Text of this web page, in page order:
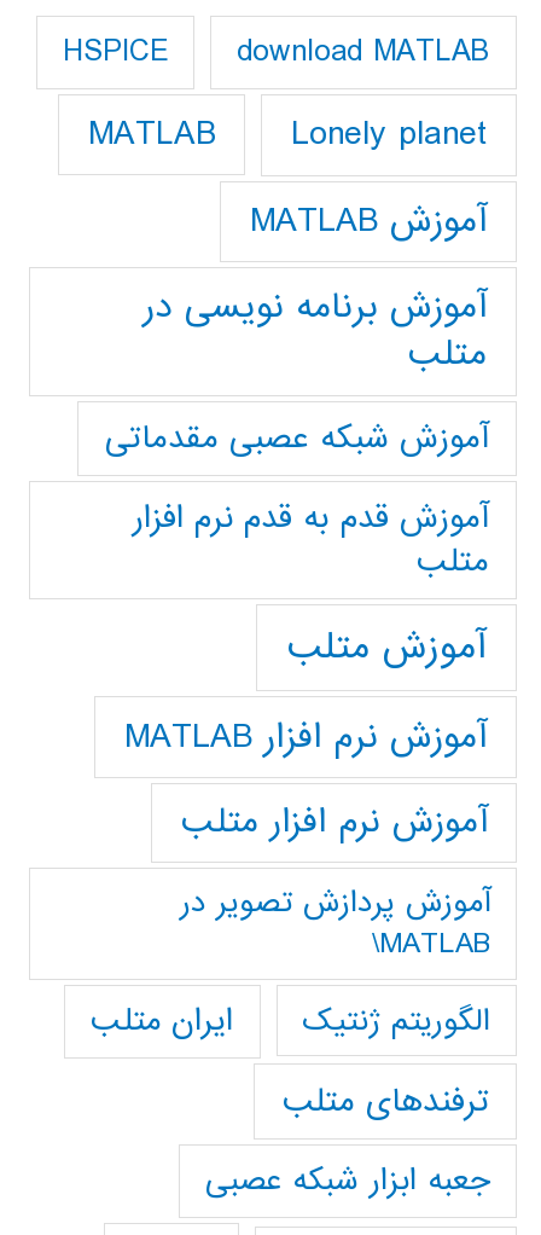
download MATLAB
HSPICE
Lonely planet
MATLAB
آموزش MATLAB
آموزش برنامه نویسی در
متلب
آموزش شبکه عصبی مقدماتی
آموزش قدم به قدم نرم افزار
متلب
آموزش متلب
آموزش نرم افزار MATLAB
آموزش نرم افزار متلب
آموزش پردازش تصوير در
MATLAB\
الگوریتم ژنتیک
ایران متلب
ترفندهای متلب
جعبه ابزار شبکه عصبی